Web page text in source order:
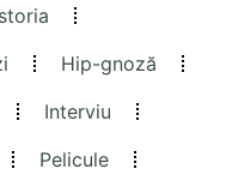
Hip-gnoză
Interviu
Pelicule